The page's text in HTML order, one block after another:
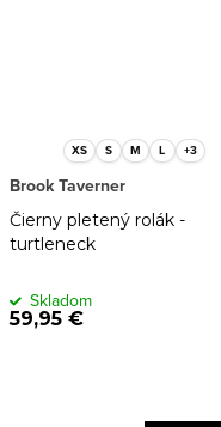
XS S M L +3
Čierny pletený rolák -
turtleneck
Brook Taverner
59,95 €
Skladom